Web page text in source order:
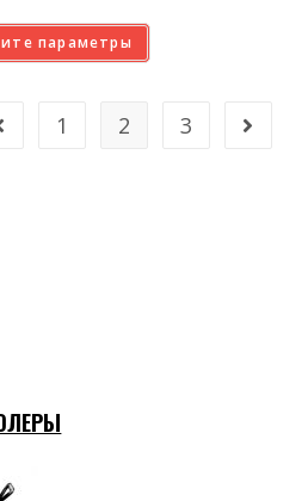
параметры
1 2 3